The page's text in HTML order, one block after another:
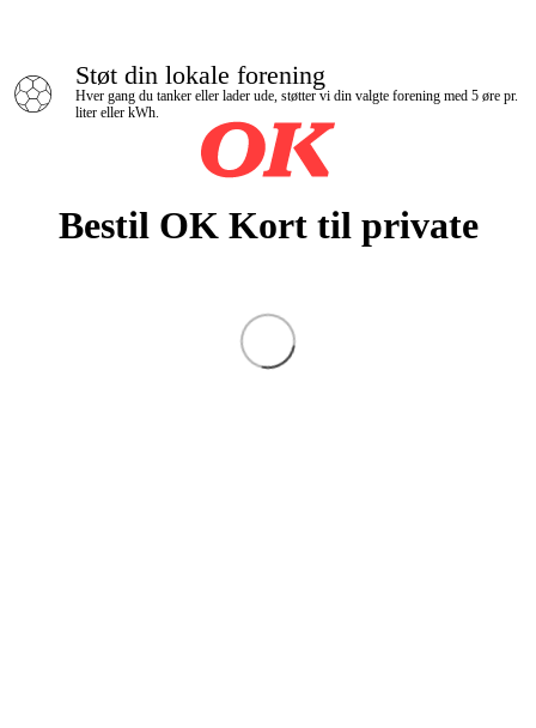
Støt din lokale forening
Hver gang du tanker eller lader ude, støtter vi din valgte forening med 5 øre pr.
liter eller kWh.
Bestil OK Kort til private